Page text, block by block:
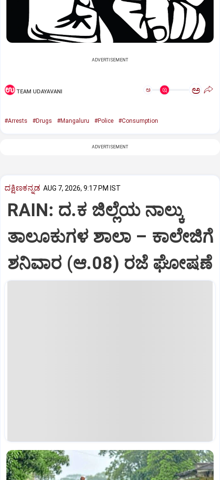
ADVERTISEMENT
TEAM UDAYAVANI ಅ ಅ
#Arrests #Drugs #Mangaluru #Police #Consumption
ADVERTISEMENT
ದಕ್ಷಿಣಕನ್ನಡ AUG 7, 2026, 9:17 PM IST
RAIN: ದ.ಕ ಜಿಲ್ಲೆಯ ನಾಲ್ಕು
ತಾಲೂಕುಗಳ ಶಾಲಾ – ಕಾಲೇಜಿಗೆ
ಶನಿವಾರ (ಆ.08) ರಜೆ ಘೋಷಣೆ